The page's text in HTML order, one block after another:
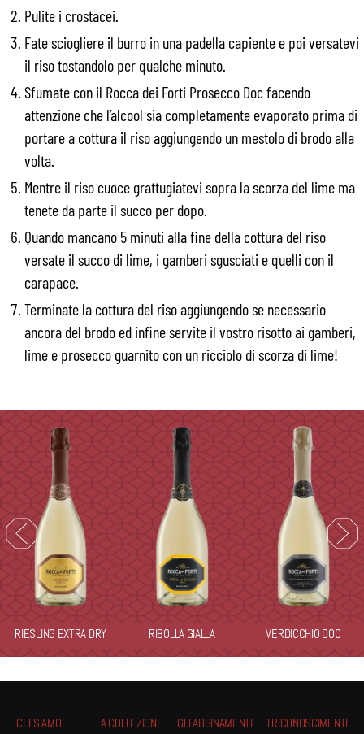
Pulite i crostacei.
Fate sciogliere il burro in una padella capiente e poi versatevi
il riso tostandolo per qualche minuto.
Sfumate con il Rocca dei Forti Prosecco Doc facendo
attenzione che l’alcool sia completamente evaporato prima di
portare a cottura il riso aggiungendo un mestolo di brodo alla
volta.
Mentre il riso cuoce grattugiatevi sopra la scorza del lime ma
tenete da parte il succo per dopo.
Quando mancano 5 minuti alla fine della cottura del riso
versate il succo di lime, i gamberi sgusciati e quelli con il
carapace.
Terminate la cottura del riso aggiungendo se necessario
ancora del brodo ed infine servite il vostro risotto ai gamberi,
lime e prosecco guarnito con un ricciolo di scorza di lime!
RIESLING EXTRA DRY RIBOLLA GIALLA VERDICCHIO DOC
CHI SIAMO
LA COLLEZIONE
GLI ABBINAMENTI
I RICONOSCIMENTI